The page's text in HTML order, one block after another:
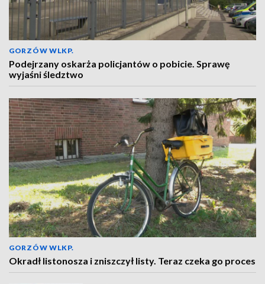
GORZÓW WLKP.
Podejrzany oskarża policjantów o pobicie. Sprawę
wyjaśni śledztwo
GORZÓW WLKP.
Okradł listonosza i zniszczył listy. Teraz czeka go proces